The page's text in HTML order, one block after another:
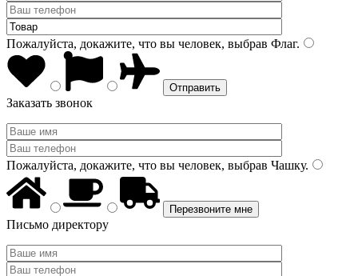
Пожалуйста, докажите, что вы человек, выбрав Флаг.
Заказать звонок
Пожалуйста, докажите, что вы человек, выбрав Чашку.
Письмо директору